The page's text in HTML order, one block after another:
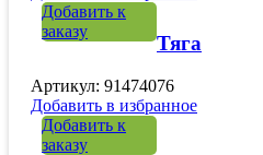
Добавить к
заказу
Тяга
Артикул: 91474076
Добавить в избранное
Добавить к
заказу